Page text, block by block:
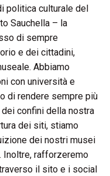
politica culturale del
Sauchella – la
di sempre
e dei cittadini,
Abbiamo
con università e
di rendere sempre più
confini della nostra
dei siti, stiamo
dei nostri musei
Inoltre, rafforzeremo
il sito e i social